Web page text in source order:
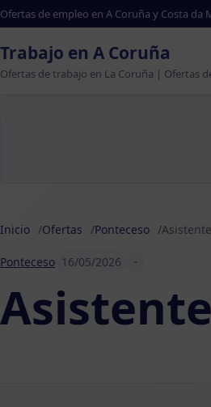
Ofertas de empleo en A Coruña y Costa da
Trabajo en A Coruña
Ofertas de trabajo en La Coruña | Ofertas
Inicio Ofertas Ponteceso
Ponteceso 16/05/2026 -